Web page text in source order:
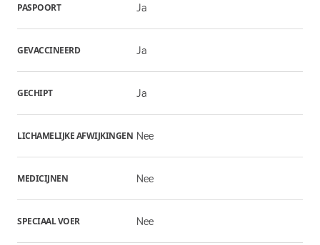
PASPOORT Ja
GEVACCINEERD Ja
GECHIPT Ja
LICHAMELIJKE AFWIJKINGEN Nee
MEDICIJNEN Nee
SPECIAAL VOER Nee